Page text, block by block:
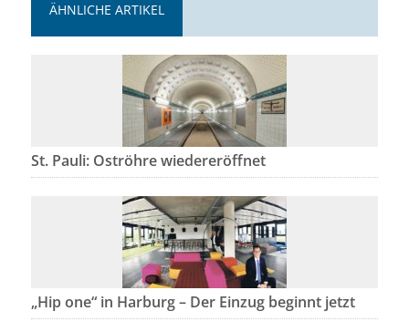
ÄHNLICHE ARTIKEL
St. Pauli: Oströhre wiedereröffnet
„Hip one“ in Harburg – Der Einzug beginnt jetzt